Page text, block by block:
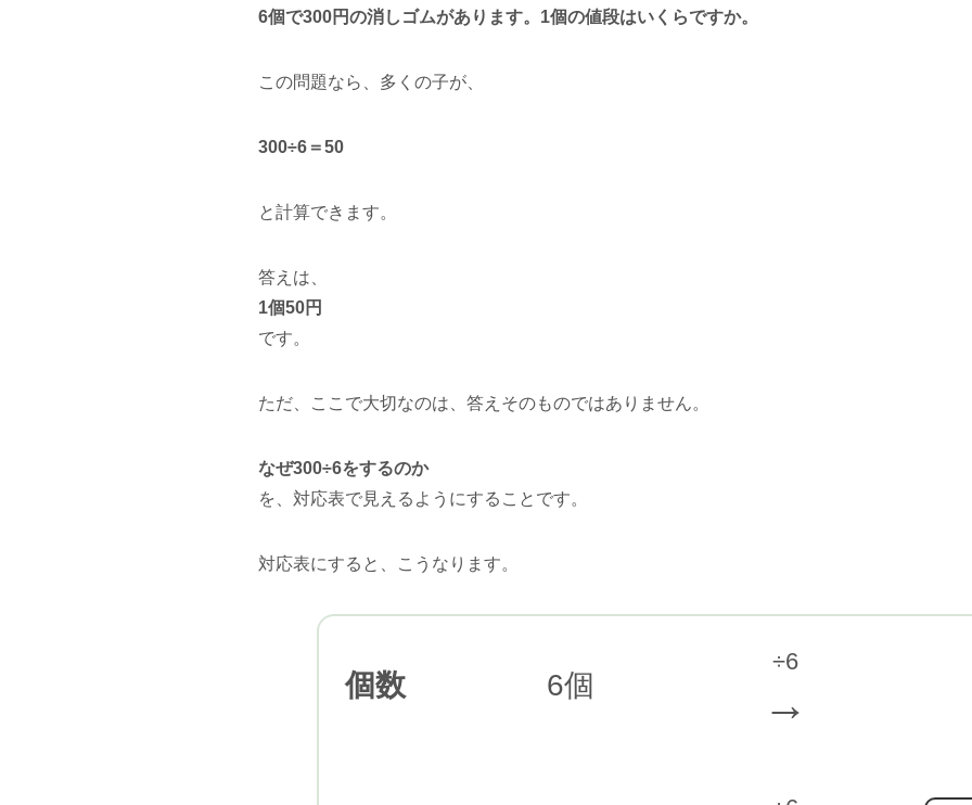
6個で300円の消しゴムがあります。1個の値段はいくらですか。
この問題なら、多くの子が、
300÷6＝50
と計算できます。
答えは、
1個50円
です。
ただ、ここで大切なのは、答えそのものではありません。
なぜ300÷6をするのか
を、対応表で見えるようにすることです。
対応表にすると、こうなります。
個数 6個
÷6
→